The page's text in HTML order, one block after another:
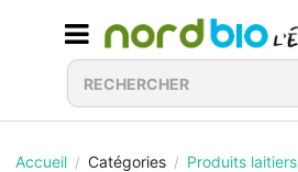
Accueil / Catégories / Produits laitiers